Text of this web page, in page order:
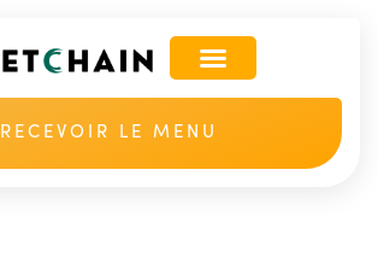
RECEVOIR LE MENU